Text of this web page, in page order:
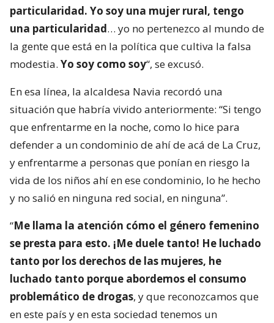
particularidad. Yo soy una mujer rural, tengo
una particularidad… yo no pertenezco al mundo de
la gente que está en la política que cultiva la falsa
modestia. Yo soy como soy“, se excusó.
En esa línea, la alcaldesa Navia recordó una
situación que habría vivido anteriormente: “Si tengo
que enfrentarme en la noche, como lo hice para
defender a un condominio de ahí de acá de La Cruz,
y enfrentarme a personas que ponían en riesgo la
vida de los niños ahí en ese condominio, lo he hecho
y no salió en ninguna red social, en ninguna”.
“Me llama la atención cómo el género femenino
se presta para esto. ¡Me duele tanto! He luchado
tanto por los derechos de las mujeres, he
luchado tanto porque abordemos el consumo
problemático de drogas, y que reconozcamos que
en este país y en esta sociedad tenemos un